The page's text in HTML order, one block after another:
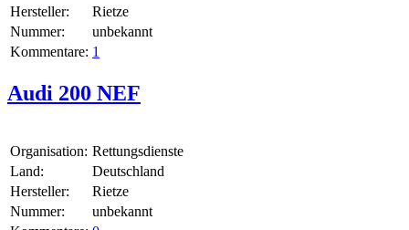
Hersteller:
Rietze
Nummer:
unbekannt
Kommentare: 1
Audi 200 NEF
Organisation: Rettungsdienste
Land:
Deutschland
Hersteller:
Rietze
Nummer:
unbekannt